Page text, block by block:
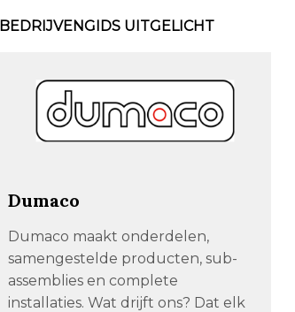
BEDRIJVENGIDS UITGELICHT
Dumaco
Dumaco maakt onderdelen,
samengestelde producten, sub-
assemblies en complete
installaties. Wat drijft ons? Dat elk